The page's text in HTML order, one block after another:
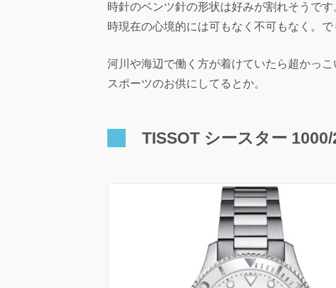
時針のベンツ針の形状は好みが割れそうで
時現在の心境的には可もなく不可もなく。
河川や海辺で働く方が着けていたら超かっ
スポーツのお供にしてるとか。
TISSOT シースター